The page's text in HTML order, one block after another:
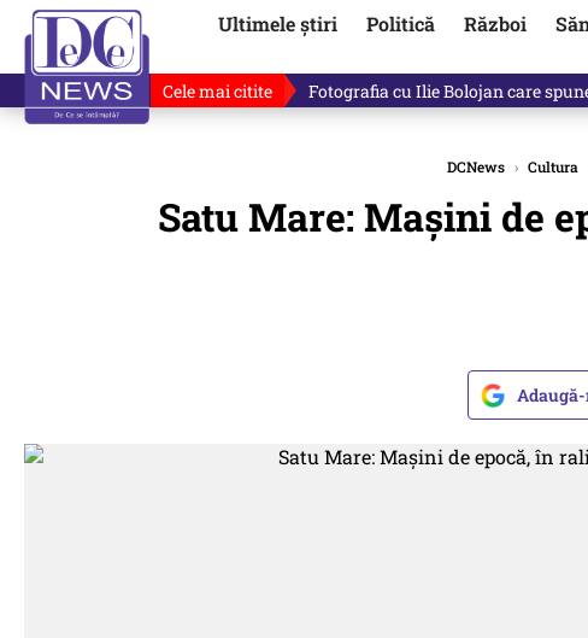
Ultimele știri Politică Război
Cele mai citite Răzvan Dumitrescu îi cere scuze,
DCNews › Cultura
Satu Mare: Maşini de
Adaugă-